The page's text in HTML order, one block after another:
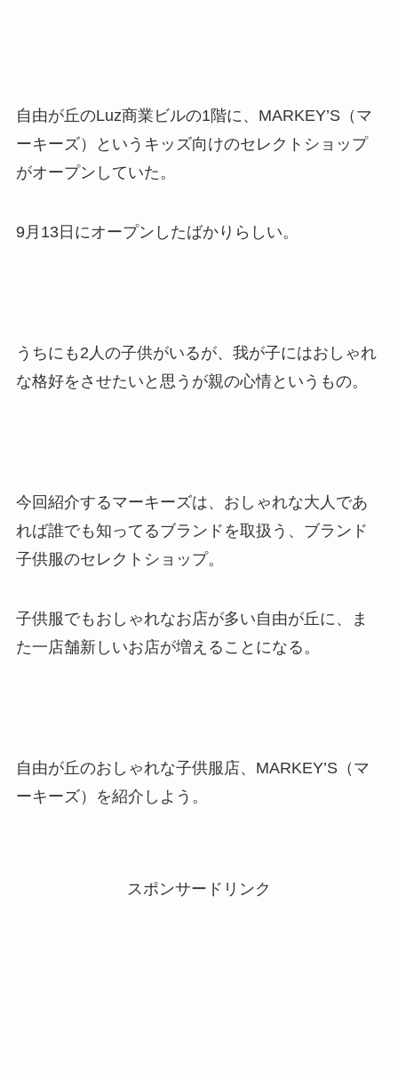
自由が丘のLuz商業ビルの1階に、MARKEY’S（マ
ーキーズ）というキッズ向けのセレクトショップ
がオープンしていた。
9月13日にオープンしたばかりらしい。
うちにも2人の子供がいるが、我が子にはおしゃれ
な格好をさせたいと思うが親の心情というもの。
今回紹介するマーキーズは、おしゃれな大人であ
れば誰でも知ってるブランドを取扱う、ブランド
子供服のセレクトショップ。
子供服でもおしゃれなお店が多い自由が丘に、ま
た一店舗新しいお店が増えることになる。
自由が丘のおしゃれな子供服店、MARKEY’S（マ
ーキーズ）を紹介しよう。
スポンサードリンク